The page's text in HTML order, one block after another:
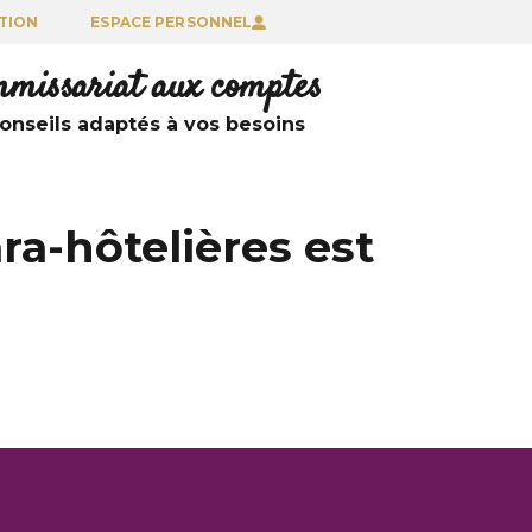
ESPACE PERSONNEL
aux comptes
adaptés à vos besoins
hôtelières est